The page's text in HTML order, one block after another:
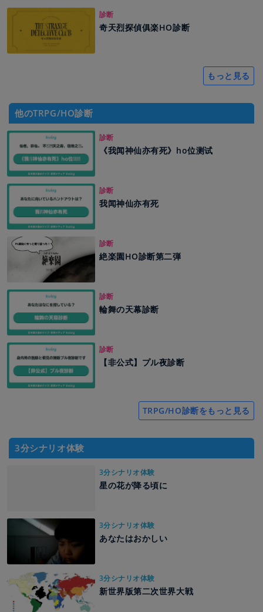
診断
奇天烈探偵俱楽HO診断
もっと見る
他のTRPG/HO診断
診断
《我闻神仙亦有死》ho位测试
診断
我闻神仙亦有死
診断
絶楽園HO診断第二弾
診断
輪舞の天幕診断
診断
【非公式】プル夜診断
TRPG/HO診断をもっと見る
3分シナリオ体験
3分シナリオ体験
星の花が降る頃に
3分シナリオ体験
あなたはおかしい
3分シナリオ体験
新世界版第二次世界大戦